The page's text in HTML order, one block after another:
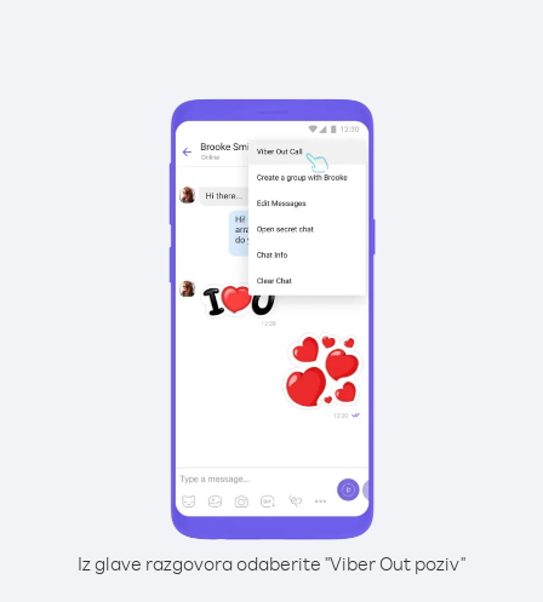
Iz glave razgovora odaberite "Viber Out poziv"